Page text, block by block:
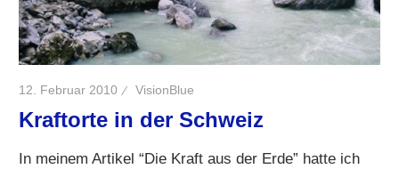
12. Februar 2010 VisionBlue
Kraftorte in der Schweiz
In meinem Artikel “Die Kraft aus der Erde” hatte ich